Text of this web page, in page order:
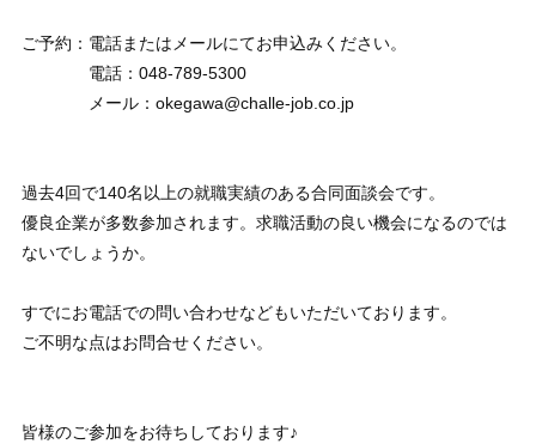
ご予約：電話またはメールにてお申込みください。
電話：048-789-5300
メール：okegawa@challe-job.co.jp
過去4回で140名以上の就職実績のある合同面談会です。
優良企業が多数参加されます。求職活動の良い機会になるのでは
ないでしょうか。
すでにお電話での問い合わせなどもいただいております。
ご不明な点はお問合せください。
皆様のご参加をお待ちしております♪